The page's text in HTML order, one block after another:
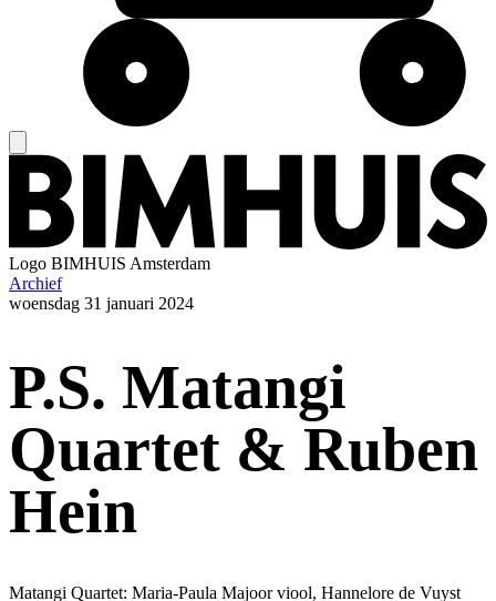
Logo BIMHUIS Amsterdam
Archief
woensdag 31 januari 2024
P.S. Matangi
Quartet & Ruben
Hein
Matangi Quartet: Maria-Paula Majoor viool, Hannelore de Vuyst